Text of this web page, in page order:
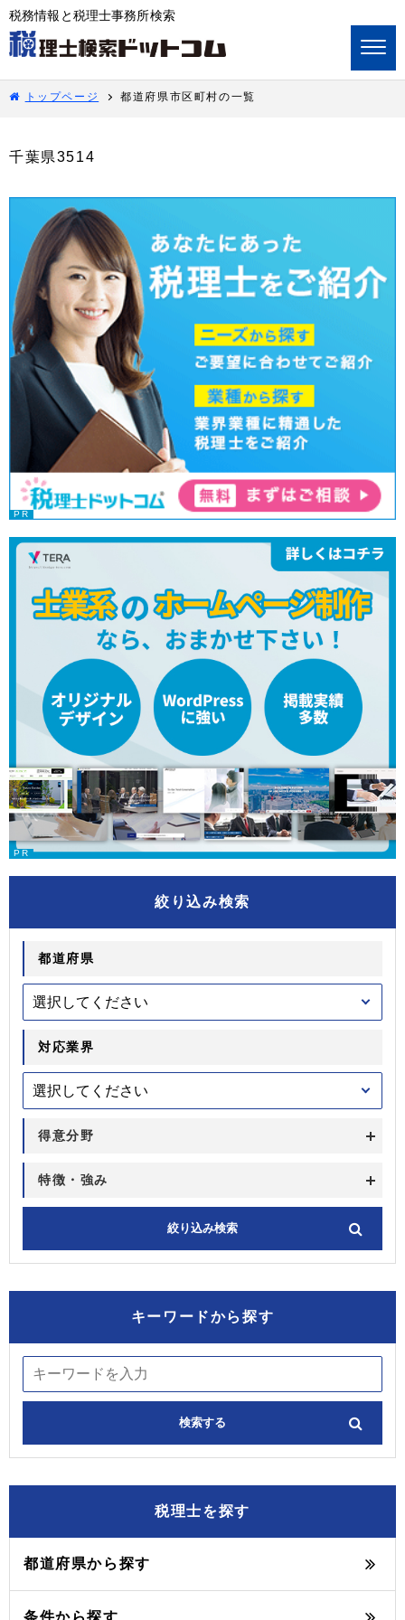
税務情報と税理士事務所検索
トップページ 都道府県市区町村の一覧
千葉県3514
絞り込み検索
都道府県
対応業界
得意分野
特徴・強み
キーワードから探す
税理士を探す
都道府県から探す